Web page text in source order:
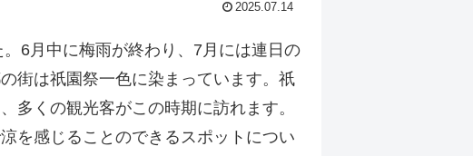
2025.07.14
6月中に梅雨が終わり、7月には連日の
街は祇園祭一色に染まっています。祇
多くの観光客がこの時期に訪れます。
を感じることのできるスポットについ